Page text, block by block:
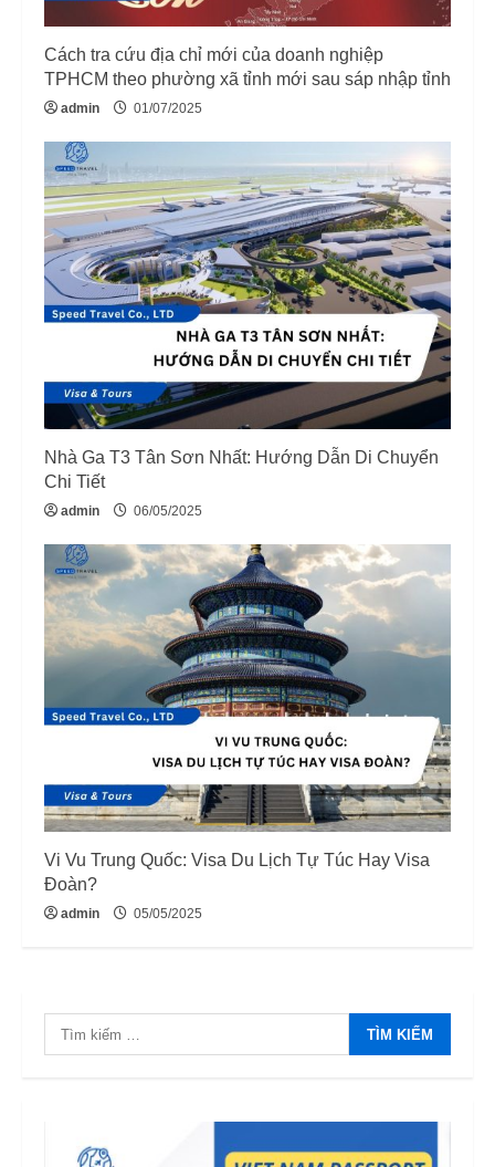
d
i
n
g
Cách tra cứu địa chỉ mới của doanh nghiệp
TPHCM theo phường xã tỉnh mới sau sáp nhập tỉnh
admin 01/07/2025
Nhà Ga T3 Tân Sơn Nhất: Hướng Dẫn Di Chuyển
Chi Tiết
admin 06/05/2025
Vi Vu Trung Quốc: Visa Du Lịch Tự Túc Hay Visa
Đoàn?
admin 05/05/2025
Tìm
kiếm